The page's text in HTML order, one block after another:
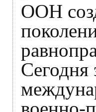
ООН
Сегодня